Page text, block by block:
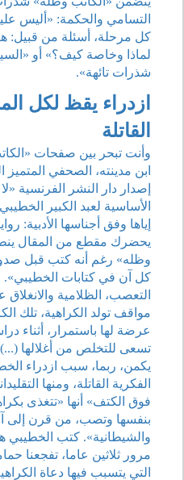
التسامي والحكمة: «أليس
كل مرحلة، أسئلة من قبيل:
لماذا وخاصة كيف؟» أو
شذرات تائهة».
ازدراء يقظ لكل
القاتلة
وأنت تبحر بين صفحات
ابن مدينته، الصحفي المتميز
إصدار دار النشر الفرنسية
الأساسية لعبد الكبير
يحضرك مقطع من المقال
وظله» رغم أنه كتب قبل صدور
كل آن في كتابات
التعصب، الظلامية
مواقف تولد الكراهية، تلك
عرضة لها باستمرار، أثناء
تسعى للتخلص من أغلالها
يكمن، ربما، سبب ازدراء
الفكرية القاتلة، ومنها
فوق الكتف» أنها «تتغذى
بنفسها وتصب، من قرن إلى
مرور ثلاثين عاما، تفجعنا
التي يتسبب فيها دعاة